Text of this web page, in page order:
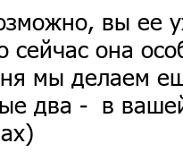
вы ее
сейчас она
мы делаем
два - в